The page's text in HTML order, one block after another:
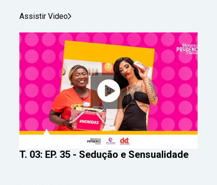
Assistir Video
T. 03: EP. 35 - Sedução e Sensualidade